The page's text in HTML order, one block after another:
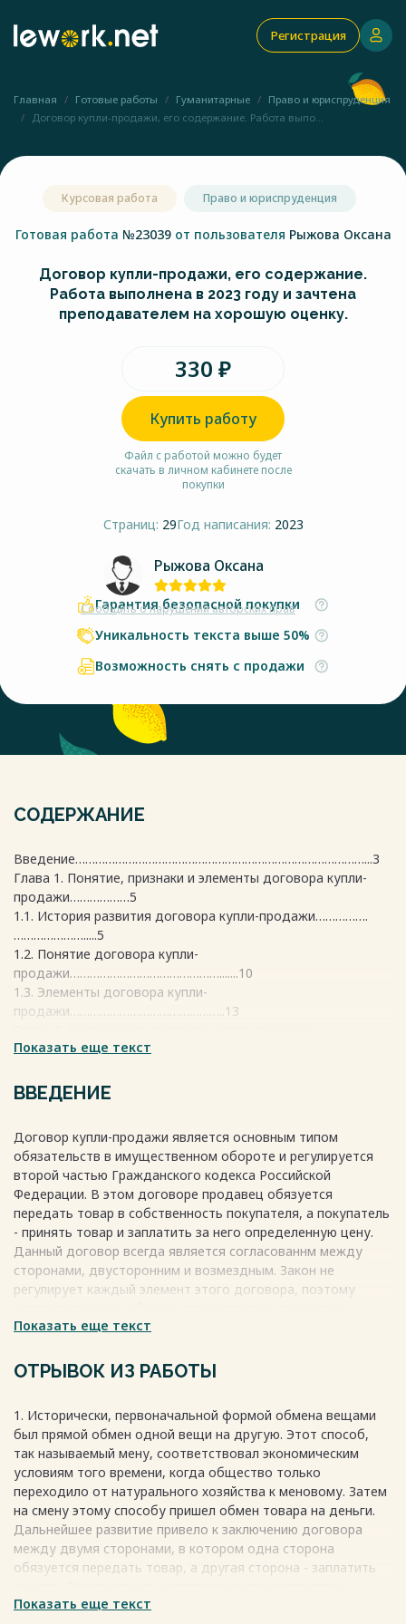
Регистрация
Главная Готовые работы Гуманитарные
Право и юриспруденция
Договор купли-продажи, его содержание. Работа выпо...
Курсовая работа Право и юриспруденция
Готовая работа №23039 от пользователя Рыжова Оксана
Договор купли-продажи, его содержание.
Работа выполнена в 2023 году и зачтена
преподавателем на хорошую оценку.
330 ₽
Купить работу
Файл с работой можно будет
скачать в личном кабинете после
покупки
Страниц: 29Год написания: 2023
Рыжова Оксана
Сообщить о нарушении авторских прав
Гарантия безопасной покупки
Уникальность текста выше 50%
Возможность снять с продажи
СОДЕРЖАНИЕ
Введение……………………………………………………………………………...3
Глава 1. Понятие, признаки и элементы договора купли-
продажи………………5
1.1. История развития договора купли-продажи…………….
………………….....5
1.2. Понятие договора купли-
продажи……………………………………….......10
1.3. Элементы договора купли-
продажи………………………………………..13
Ответственность сторон……..17
продажи……………………..………...17
2.2 Ответственность сторон по договору купли-
2.3. Содержание договора купли-продажи
автомобиля…………………..……..23
Заключение………………………………………………………………………….28
Список используемых
источников…………………………………………....…..29
Весь текст будет доступенпосле покупки
Показать еще текст
ВВЕДЕНИЕ
Договор купли-продажи является основным типом
обязательств в имущественном обороте и регулируется
второй частью Гражданского кодекса Российской
Федерации. В этом договоре продавец обязуется
передать товар в собственность покупателя, а покупатель
- принять товар и заплатить за него определенную цену.
Данный договор всегда является согласованнм между
сторонами, двусторонним и возмездным. Закон не
регулирует каждый элемент этого договора, поэтому
самостоятельно. Однако, если условия не установлены, то
Весь текст будет доступенпосле покупки
Показать еще текст
ОТРЫВОК ИЗ РАБОТЫ
1. Исторически, первоначальной формой обмена вещами
был прямой обмен одной вещи на другую. Этот способ,
так называемый мену, соответствовал экономическим
условиям того времени, когда общество только
переходило от натурального хозяйства к меновому. Затем
на смену этому способу пришел обмен товара на деньги.
Дальнейшее развитие привело к заключению договора
между двумя сторонами, в котором одна сторона
обязуется передать товар, а другая сторона - заплатить
чтобы покупатель стал владельцем необходимого для
Показать еще текст